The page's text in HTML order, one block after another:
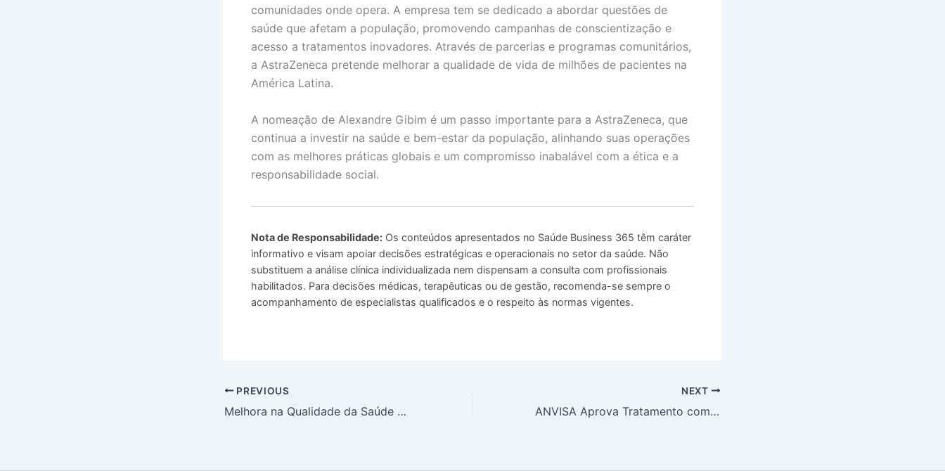
comunidades onde opera. A empresa tem se dedicado a abordar questões de
saúde que afetam a população, promovendo campanhas de conscientização e
acesso a tratamentos inovadores. Através de parcerias e programas comunitários,
a AstraZeneca pretende melhorar a qualidade de vida de milhões de pacientes na
América Latina.
A nomeação de Alexandre Gibim é um passo importante para a AstraZeneca, que
continua a investir na saúde e bem-estar da população, alinhando suas operações
com as melhores práticas globais e um compromisso inabalável com a ética e a
responsabilidade social.
Nota de Responsabilidade: Os conteúdos apresentados no Saúde Business 365 têm caráter
informativo e visam apoiar decisões estratégicas e operacionais no setor da saúde. Não
substituem a análise clínica individualizada nem dispensam a consulta com profissionais
habilitados. Para decisões médicas, terapêuticas ou de gestão, recomenda-se sempre o
acompanhamento de especialistas qualificados e o respeito às normas vigentes.
PREVIOUS
Melhora na Qualidade da Saúde dos Brasileiros Segundo Ipsos
NEXT
ANVISA Aprova Tratamento com RNAi para Cardiomiopatia ATTR